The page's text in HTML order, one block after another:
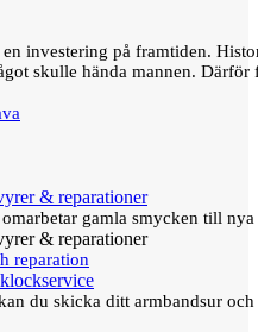
investering på framtiden.
skulle hända mannen.
& reparationer
gamla smycken till
& reparationer
reparation
du skicka ditt armbandsur